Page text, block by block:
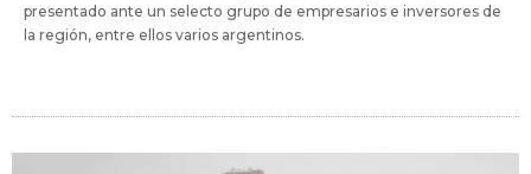
presentado ante un selecto grupo de empresarios e inversores de
la región, entre ellos varios argentinos.